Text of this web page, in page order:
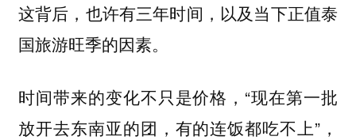
这背后，也许有三年时间，以及当下正值泰
国旅游旺季的因素。
时间带来的变化不只是价格，“现在第一批
放开去东南亚的团，有的连饭都吃不上”，